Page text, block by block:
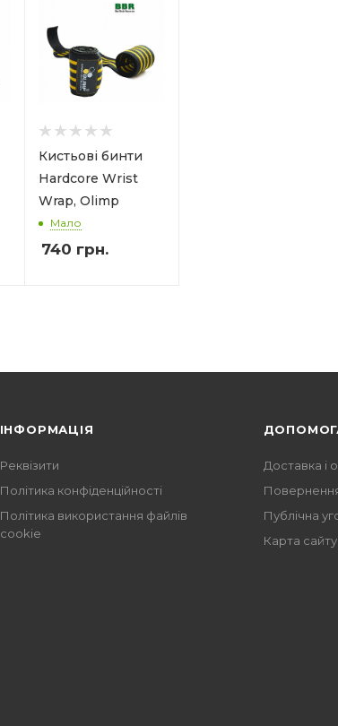
Кистьові бинти
Hardcore Wrist
Wrap, Olimp
Мало
740 грн.
ІНФОРМАЦІЯ
Реквізити
Політика конфіденційності
Політика використання файлів
cookie
Доставка і
Публічна
Карта сайту